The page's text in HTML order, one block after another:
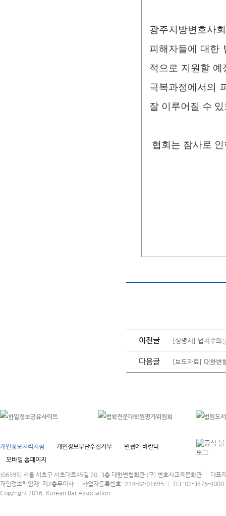
광주지방변호사
피해자들에 대한
적으로 지원할 예
극복과정에서의
잘 이루어질 수
협회는 참사로
이전글 [성명서] 법치주의
다음글 [보도자료] 대한변
개인정보처리지침 개인정보무단수집거부
변협에 바란다
모바일 홈페이지
(06595) 서울 서초구 서초대로45길 20, 3층 대한변협회관 (구) 변호사교육문화관 │ 대표
개인정보책임자: 제2총무이사 │ 사업자등록번호: 214-82-01695 │ TEL:02-3476-
Copyright 2016, Korean Bar Association